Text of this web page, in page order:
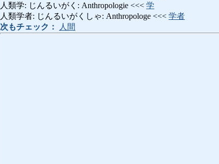
人類学: じんるいがく: Anthropologie <<< 学
人類学者: じんるいがくしゃ: Anthropologe <<< 学者
次もチェック：
人間